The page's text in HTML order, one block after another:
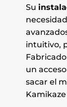
Su
intuitivo,
un
sacar el
Kamikaze